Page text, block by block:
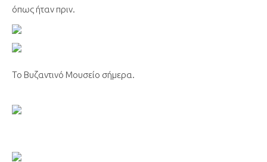
όπως ήταν πριν.
Το Βυζαντινό Μουσείο σήμερα.